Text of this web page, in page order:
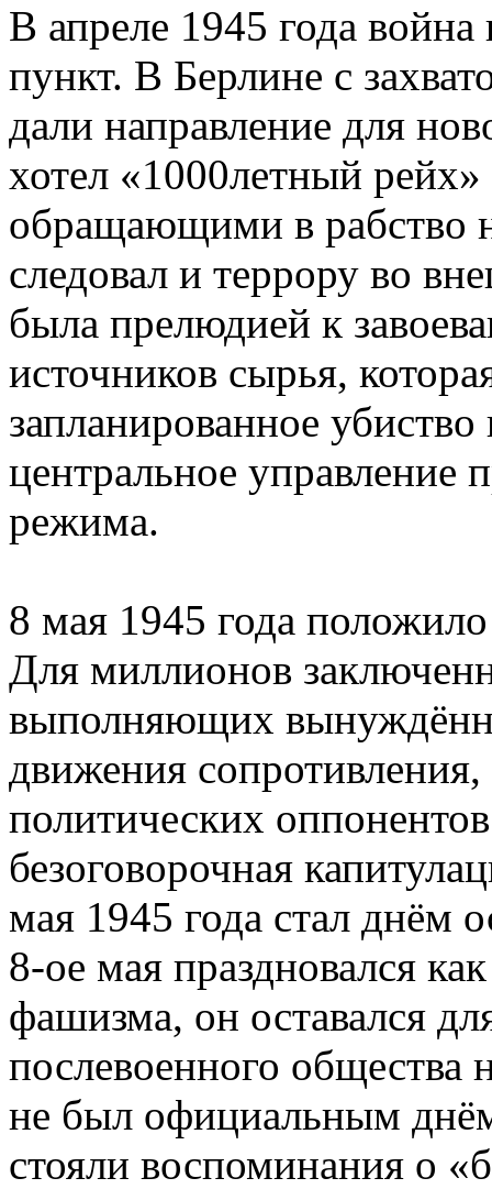
В апреле 1945 года
пункт. В Берлине с
дали направление для
хотел «1000летный рейх»
обращающими в рабство
следовал и террору во
была прелюдией к
источников сырья,
запланированное
центральное управление
режима.
8 мая 1945 года
Для миллионов
выполняющих
движения
политических
безоговорочная
мая 1945 года стал днём
8-ое мая праздновался
фашизма, он оставался
послевоенного общества
не был официальным
стояли воспоминания о